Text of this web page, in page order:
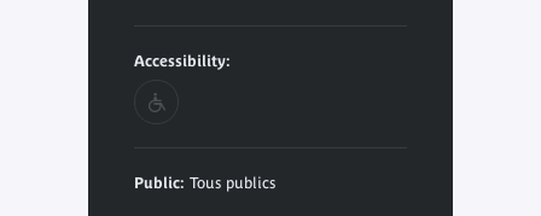
Accessibility:
Public: Tous publics